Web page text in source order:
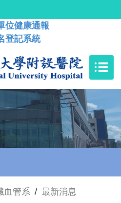
位健康通報
登記系統
血管系 / 最新消息